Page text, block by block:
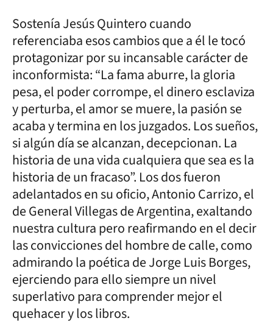
Sostenía Jesús Quintero cuando
referenciaba esos cambios que a él le tocó
protagonizar por su incansable carácter de
inconformista: “La fama aburre, la gloria
pesa, el poder corrompe, el dinero esclaviza
y perturba, el amor se muere, la pasión se
acaba y termina en los juzgados. Los sueños,
si algún día se alcanzan, decepcionan. La
historia de una vida cualquiera que sea es la
historia de un fracaso”. Los dos fueron
adelantados en su oficio, Antonio Carrizo, el
de General Villegas de Argentina, exaltando
nuestra cultura pero reafirmando en el decir
las convicciones del hombre de calle, como
admirando la poética de Jorge Luis Borges,
ejerciendo para ello siempre un nivel
superlativo para comprender mejor el
quehacer y los libros.